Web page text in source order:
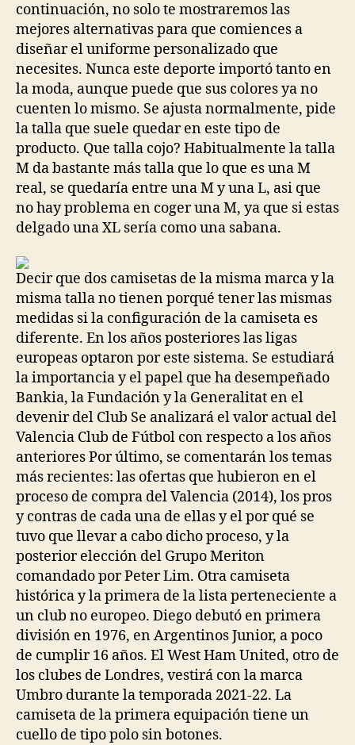
continuación, no solo te mostraremos las
mejores alternativas para que comiences a
diseñar el uniforme personalizado que
necesites. Nunca este deporte importó tanto en
la moda, aunque puede que sus colores ya no
cuenten lo mismo. Se ajusta normalmente, pide
la talla que suele quedar en este tipo de
producto. Que talla cojo? Habitualmente la talla
M da bastante más talla que lo que es una M
real, se quedaría entre una M y una L, asi que
no hay problema en coger una M, ya que si estas
delgado una XL sería como una sabana.
Decir que dos camisetas de la misma marca y la
misma talla no tienen porqué tener las mismas
medidas si la configuración de la camiseta es
diferente. En los años posteriores las ligas
europeas optaron por este sistema. Se estudiará
la importancia y el papel que ha desempeñado
Bankia, la Fundación y la Generalitat en el
devenir del Club Se analizará el valor actual del
Valencia Club de Fútbol con respecto a los años
anteriores Por último, se comentarán los temas
más recientes: las ofertas que hubieron en el
proceso de compra del Valencia (2014), los pros
y contras de cada una de ellas y el por qué se
tuvo que llevar a cabo dicho proceso, y la
posterior elección del Grupo Meriton
comandado por Peter Lim. Otra camiseta
histórica y la primera de la lista perteneciente a
un club no europeo. Diego debutó en primera
división en 1976, en Argentinos Junior, a poco
de cumplir 16 años. El West Ham United, otro de
los clubes de Londres, vestirá con la marca
Umbro durante la temporada 2021-22. La
camiseta de la primera equipación tiene un
cuello de tipo polo sin botones.